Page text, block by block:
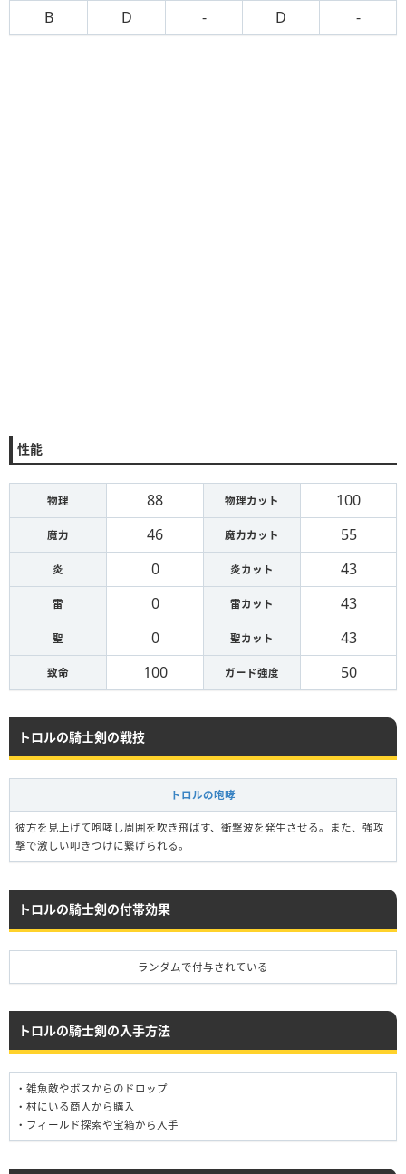
B D - D -
性能
物理 88 物理カット 100
魔力 46 魔力カット 55
炎 0 炎カット 43
雷 0 雷カット 43
聖 0 聖カット 43
致命 100 ガード強度 50
トロルの騎士剣の戦技
トロルの咆哮
彼方を見上げて咆哮し周囲を吹き飛ばす、衝撃波を発生させる。また、強攻
撃で激しい叩きつけに繋げられる。
トロルの騎士剣の付帯効果
ランダムで付与されている
トロルの騎士剣の入手方法
・雑魚敵やボスからのドロップ
・村にいる商人から購入
・フィールド探索や宝箱から入手